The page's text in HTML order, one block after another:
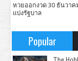
หวยออกงวด 30 ธันวาค
แบ่งรัฐบาล
Popular